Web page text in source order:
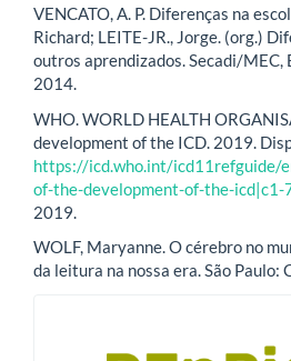
VENCATO, A. P. Diferenças na
Richard; LEITE-JR., Jorge. (org.)
outros aprendizados. Secadi/MEC,
2014.
WHO. WORLD HEALTH
development of the ICD. 2019.
https://icd.who.int/icd11refguide/
of-the-development-of-the-icd|c1-
2019.
WOLF, Maryanne. O cérebro no
da leitura na nossa era. São